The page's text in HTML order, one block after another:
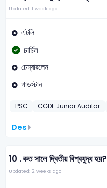
Updated: 1 week ago
এটলি
চার্চিল
চেম্বারলেন
গাডস্টান
PSC CGDF Junior Auditor
Des
10 .কত সালে দ্বিতীয় বিশ্বযুদ্ধ হয়?
Updated: 2 weeks ago